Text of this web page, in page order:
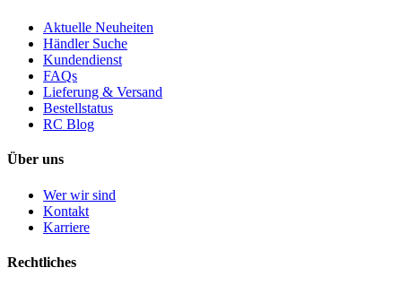
Aktuelle Neuheiten
Händler Suche
Kundendienst
FAQs
Lieferung & Versand
Bestellstatus
RC Blog
Über uns
Wer wir sind
Kontakt
Karriere
Rechtliches